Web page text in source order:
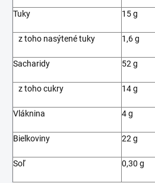
Tuky 15 g
z toho nasýtené tuky 1,6 g
Sacharidy 52 g
z toho cukry 14 g
Vláknina 4 g
Bielkoviny 22 g
Soľ 0,30 g